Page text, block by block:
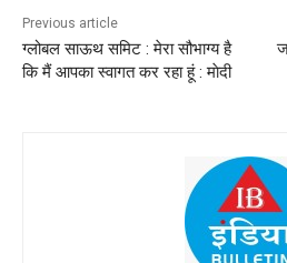
Previous article
ग्लोबल साऊथ समिट : मेरा सौभाग्य है
कि मैं आपका स्वागत कर रहा हूं : माेदी